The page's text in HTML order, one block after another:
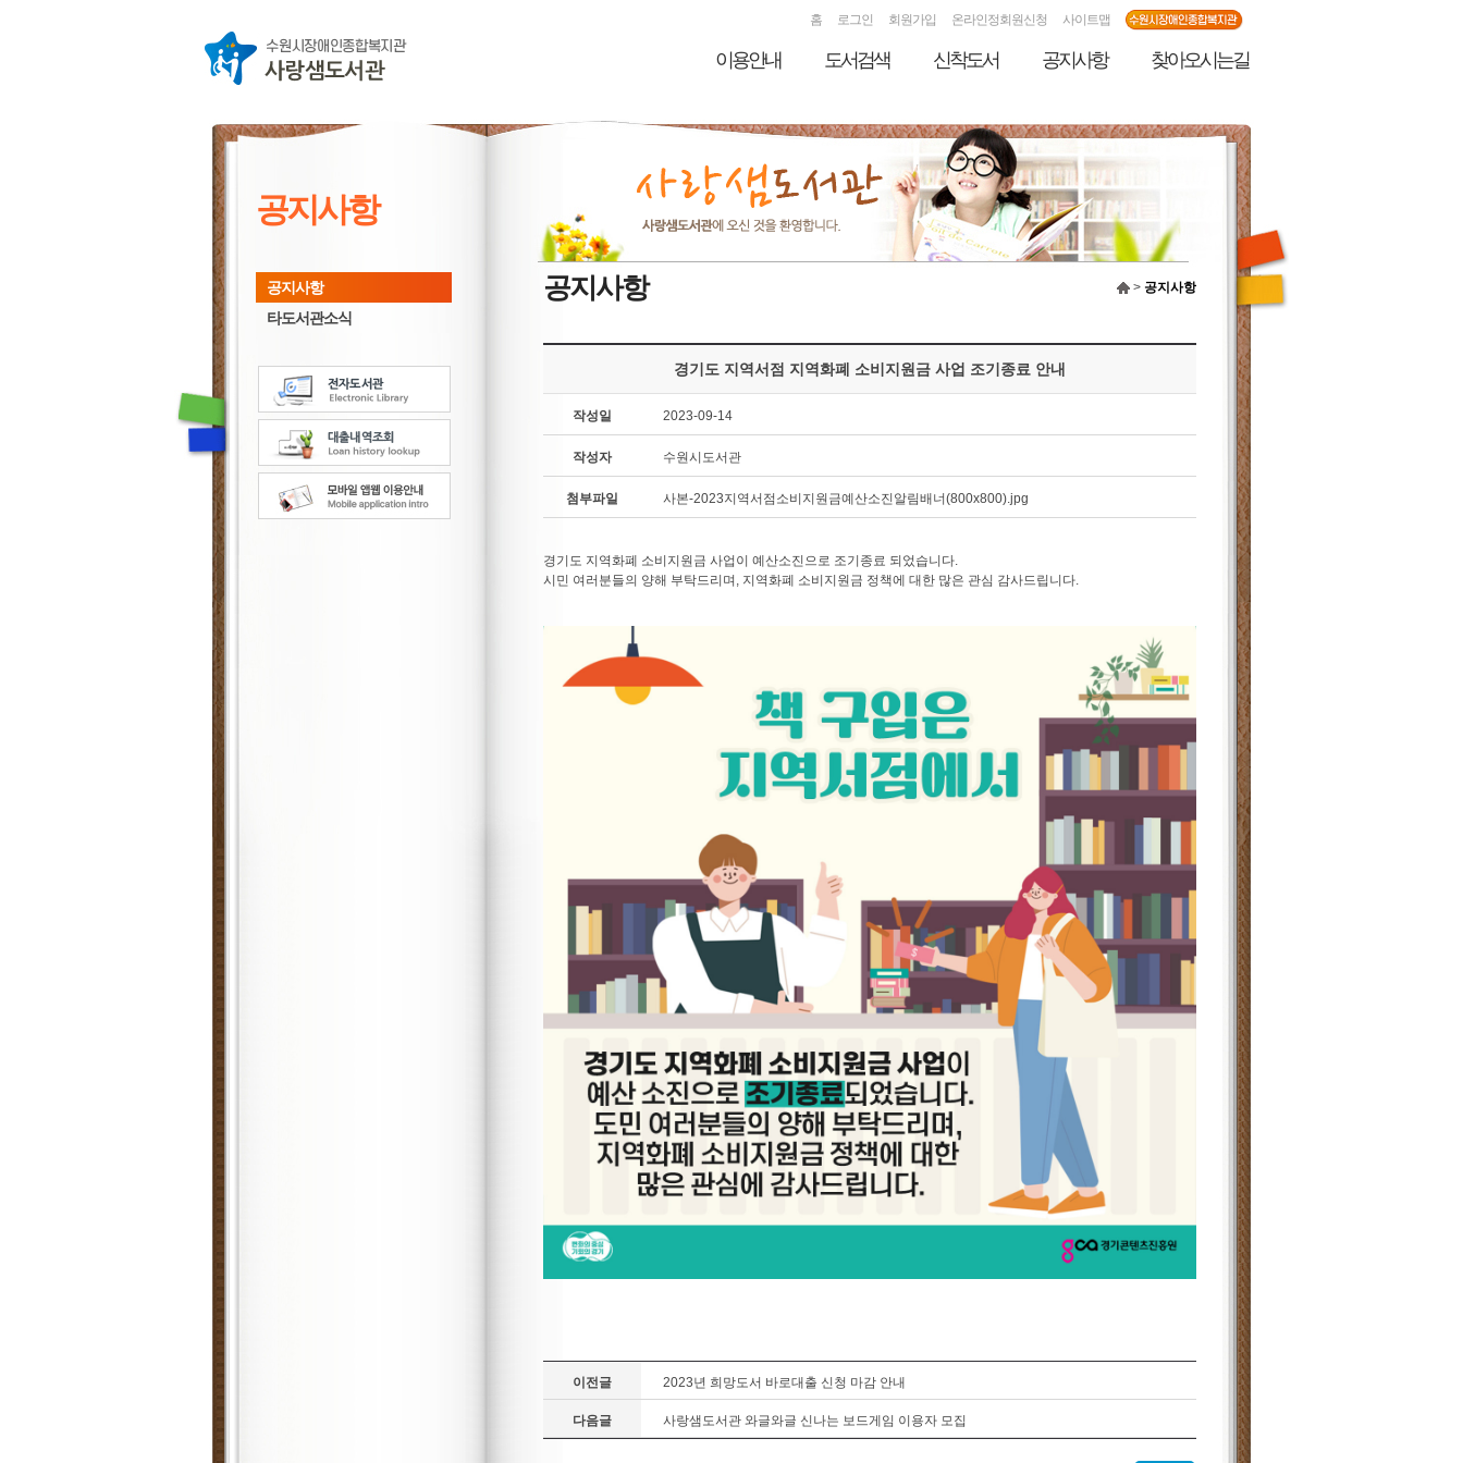
홈 로그인 회원가입 온라인정회원신청 사이트맵
이용안내 도서검색 신착도서 공지사항 찾아오시는길
공지사항
공지사항
타도서관소식
> 공지사항
공지사항
경기도 지역서점 지역화폐 소비지원금 사업 조기종료 안내
작성일 2023-09-14
작성자 수원시도서관
첨부파일 사본-2023지역서점소비지원금예산소진알림배너(800x800).jpg
경기도 지역화폐 소비지원금 사업이 예산소진으로 조기종료 되었습니다.
시민 여러분들의 양해 부탁드리며, 지역화폐 소비지원금 정책에 대한 많은 관심 감사드립니다.
이전글 2023년 희망도서 바로대출 신청 마감 안내
다음글 사랑샘도서관 와글와글 신나는 보드게임 이용자 모집